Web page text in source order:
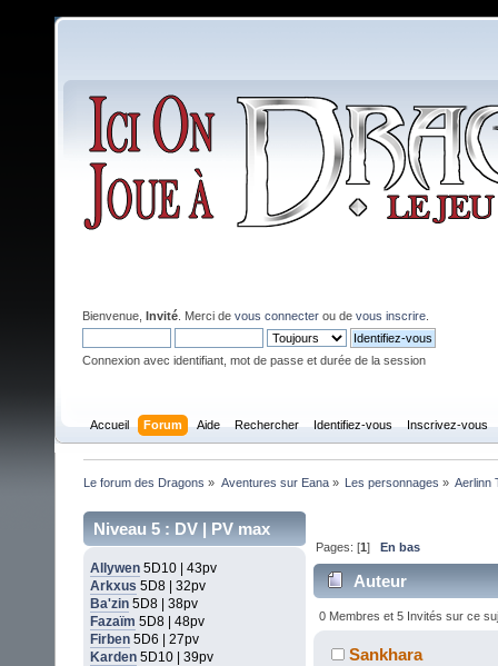
Bienvenue, Invité . Merci de vous connecter ou de vous inscrire
Connexion avec identifiant, mot de passe et durée de la session
Accueil Forum Aide Rechercher Identifiez-vous Inscrivez-vous
Le forum des Dragons » Aventures sur Eana» Les personnages » Aerlinn
Niveau 5 : DV | PV max
Allywen 5D10 | 43pv
Arkxus 5D8 | 32pv
Ba'zin 5D8 | 38pv
Fazaïm 5D8 | 48pv
Firben 5D6 | 27pv
Karden 5D10 | 39pv
Pages: [1]En bas
Auteur
0 Membres et 5 Invités sur ce
Sankhara